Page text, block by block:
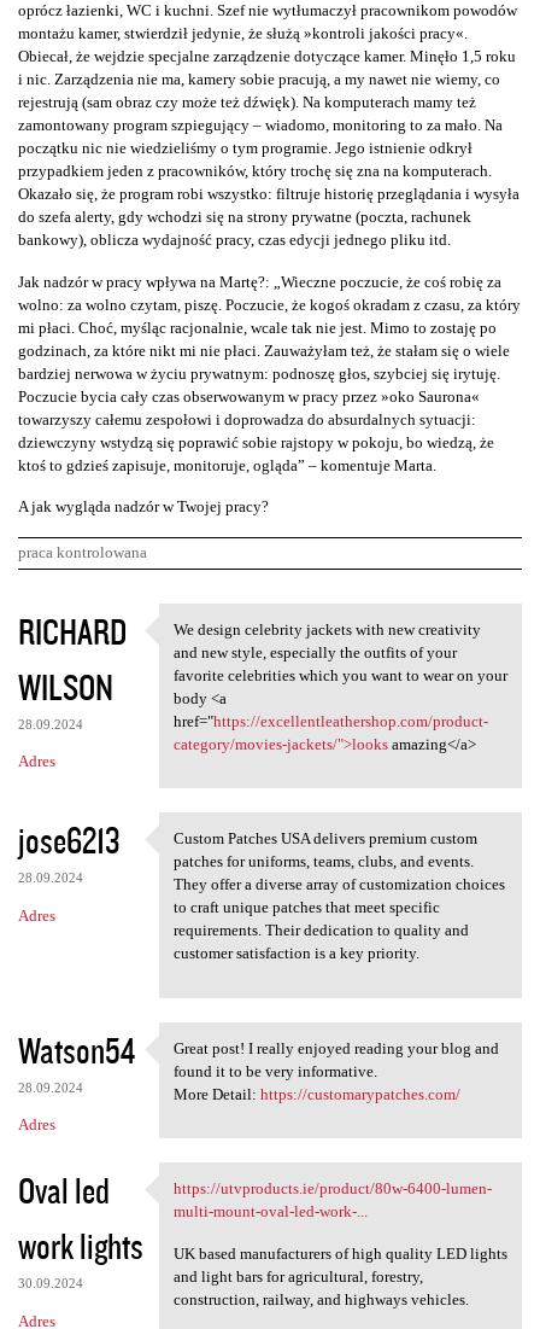
oprócz łazienki, WC i kuchni. Szef nie wytłumaczył pracownikom powodów
montażu kamer, stwierdził jedynie, że służą »kontroli jakości pracy«.
Obiecał, że wejdzie specjalne zarządzenie dotyczące kamer. Minęło 1,5 roku
i nic. Zarządzenia nie ma, kamery sobie pracują, a my nawet nie wiemy, co
rejestrują (sam obraz czy może też dźwięk). Na komputerach mamy też
zamontowany program szpiegujący – wiadomo, monitoring to za mało. Na
początku nic nie wiedzieliśmy o tym programie. Jego istnienie odkrył
przypadkiem jeden z pracowników, który trochę się zna na komputerach.
Okazało się, że program robi wszystko: filtruje historię przeglądania i wysyła
do szefa alerty, gdy wchodzi się na strony prywatne (poczta, rachunek
bankowy), oblicza wydajność pracy, czas edycji jednego pliku itd.
Jak nadzór w pracy wpływa na Martę?: „Wieczne poczucie, że coś robię za
wolno: za wolno czytam, piszę. Poczucie, że kogoś okradam z czasu, za który
mi płaci. Choć, myśląc racjonalnie, wcale tak nie jest. Mimo to zostaję po
godzinach, za które nikt mi nie płaci. Zauważyłam też, że stałam się o wiele
bardziej nerwowa w życiu prywatnym: podnoszę głos, szybciej się irytuję.
Poczucie bycia cały czas obserwowanym w pracy przez »oko Saurona«
towarzyszy całemu zespołowi i doprowadza do absurdalnych sytuacji:
dziewczyny wstydzą się poprawić sobie rajstopy w pokoju, bo wiedzą, że
ktoś to gdzieś zapisuje, monitoruje, ogląda” – komentuje Marta.
A jak wygląda nadzór w Twojej pracy?
praca kontrolowana
K
o
m
e
n
a
r
z
e
RICHARD
WILSON
28.09.2024
Adres
We design celebrity jackets
We design celebrity jackets with new creativity
and new style, especially the outfits of your
favorite celebrities which you want to wear on your
body <a
href="https://excellentleathershop.com/product-
category/movies-jackets/">looksamazing</a>
jose6213
28.09.2024
Adres
Custom Patches USA delivers
Custom Patches USA delivers premium custom
patches for uniforms, teams, clubs, and events.
They offer a diverse array of customization choices
to craft unique patches that meet specific
requirements. Their dedication to quality and
customer satisfaction is a key priority.
Watson54
28.09.2024
Adres
Great post! I really enjoyed
Great post! I really enjoyed reading your blog and
found it to be very informative.
More Detail: https://customarypatches.com/
Oval led
work lights
30.09.2024
Adres
https://utvproducts.ie
https://utvproducts.ie/product/80w-6400-lumen-
multi-mount-oval-led-work-...
UK based manufacturers of high quality LED lights
and light bars for agricultural, forestry,
construction, railway, and highways vehicles.